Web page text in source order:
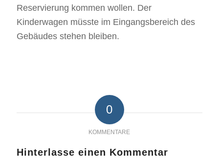
Reservierung kommen wollen. Der
Kinderwagen müsste im Eingangsbereich des
Gebäudes stehen bleiben.
0
KOMMENTARE
Hinterlasse einen Kommentar